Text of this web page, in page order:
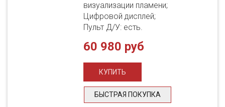
визуализации пламени;
Цифровой дисплей;
Пульт Д/У: есть.
60 980 руб
БЫСТРАЯ ПОКУПКА